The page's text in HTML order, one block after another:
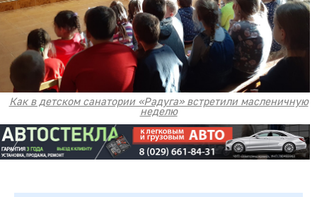
Как в детском санатории «Радуга» встретили масленичную
неделю